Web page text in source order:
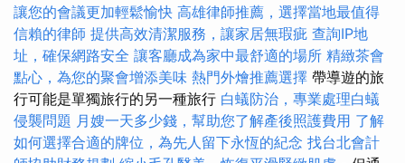
讓您的會議更加輕鬆愉快 高雄律師推薦，選擇當地最值得
信賴的律師 提供高效清潔服務，讓家居無瑕疵 查詢IP地
址，確保網路安全 讓客廳成為家中最舒適的場所 精緻茶會
點心，為您的聚會增添美味 熱門外燴推薦選擇 帶導遊的旅
行可能是單獨旅行的另一種旅行 白蟻防治，專業處理白蟻
侵襲問題 月嫂一天多少錢，幫助您了解產後照護費用 了解
如何選擇合適的牌位，為先人留下永恆的紀念 找台北會計